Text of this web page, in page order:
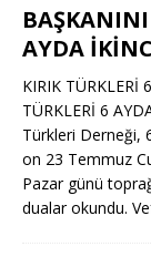
AYDA
KIRIK TÜRKLERİ
TÜRKLERİ 6
Türkleri Derneği,
on 23 Temmuz
Pazar günü
dualar okundu.